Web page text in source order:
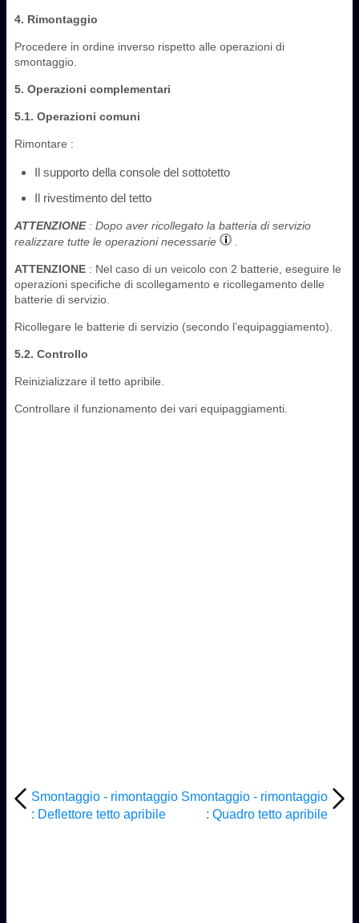
4. Rimontaggio
Procedere in ordine inverso rispetto alle operazioni di
smontaggio.
5. Operazioni complementari
5.1. Operazioni comuni
Rimontare :
Il supporto della console del sottotetto
Il rivestimento del tetto
ATTENZIONE: Dopo aver ricollegato la batteria di servizio
realizzare tutte le operazioni necessarie
ATTENZIONE : Nel caso di un veicolo con 2 batterie, eseguire le
operazioni specifiche di scollegamento e ricollegamento delle
batterie di servizio.
Ricollegare le batterie di servizio (secondo l’equipaggiamento).
5.2. Controllo
Reinizializzare il tetto apribile.
Controllare il funzionamento dei vari equipaggiamenti.
Smontaggio - rimontaggio
: Deflettore tetto apribile
Smontaggio - rimontaggio
: Quadro tetto apribile